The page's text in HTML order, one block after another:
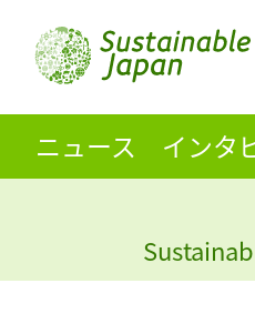
ニュース インタ